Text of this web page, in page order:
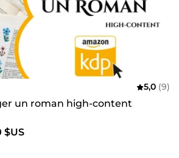
5,0 (9)
un roman high-content
$US